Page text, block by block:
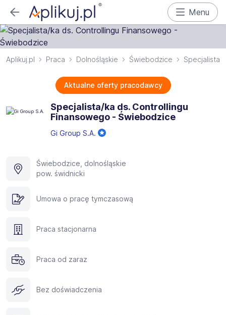
Menu
Aplikuj.pl Praca Dolnośląskie Świebodzice Specjalista
Aktualne oferty pracodawcy
Specjalista/ka ds. Controllingu
Finansowego - Świebodzice
Gi Group S.A.
Świebodzice, dolnośląskie
pow. świdnicki
Umowa o pracę tymczasową
Praca stacjonarna
Praca od zaraz
Bez doświadczenia